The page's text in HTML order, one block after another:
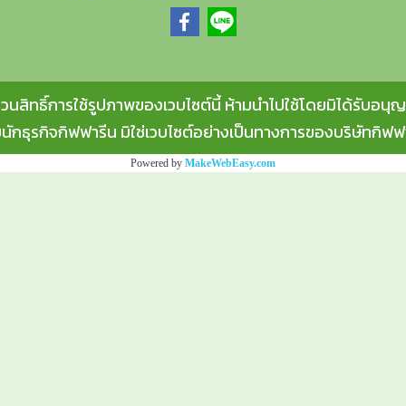
นสิทธิ์การใช้รูปภาพของเวบไซต์นี้ ห้ามนำไปใช้โดยมิได้รับอนุ
กธุรกิจกิฟฟารีน มิใช่เวบไซต์อย่างเป็นทางการของบริษัทกิฟ
Powered by MakeWebEasy.com